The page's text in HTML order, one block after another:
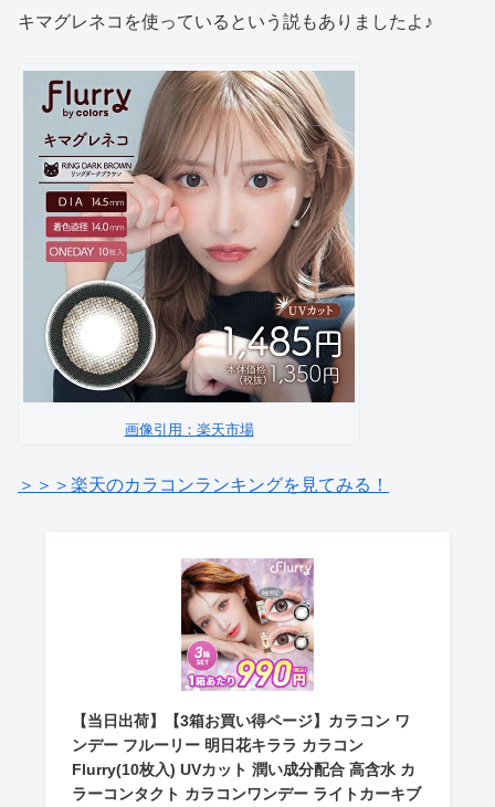
キマグレネコを使っているという説もありましたよ♪
画像引用：楽天市場
＞＞＞楽天のカラコンランキングを見てみる！
【当日出荷】【3箱お買い得ページ】カラコン ワ
ンデー フルーリー 明日花キララ カラコン
Flurry(10枚入) UVカット 潤い成分配合 高含水 カ
ラーコンタクト カラコンワンデー ライトカーキブ